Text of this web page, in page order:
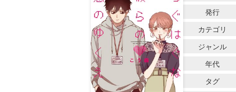
発行
カテゴリ
ジャンル
年代
タグ